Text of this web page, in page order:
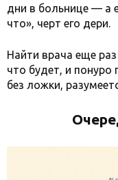
дни в больнице — а
что», черт его дери.
Найти врача еще
что будет, и понуро
без ложки,